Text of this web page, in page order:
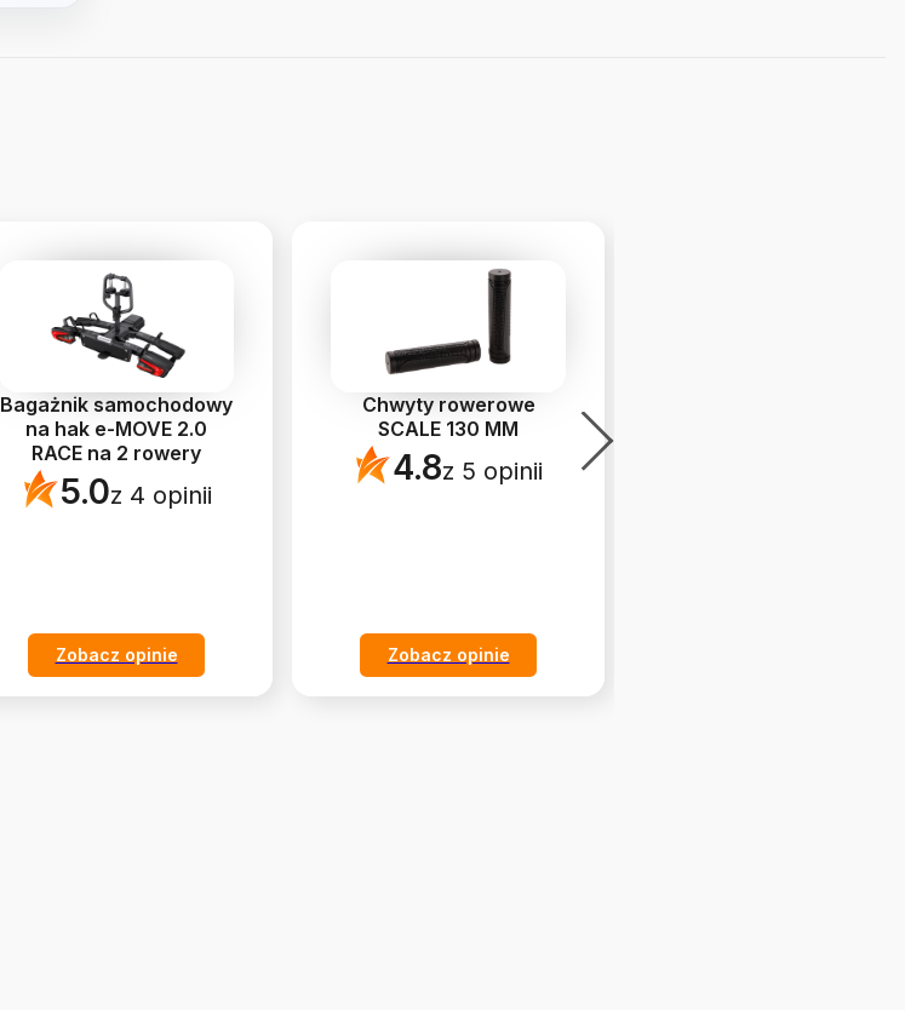
Bagażnik samochodowy
na hak e-MOVE 2.0
RACE na 2 rowery
5.0z 4 opinii
Zobacz opinie
Chwyty rowerowe
SCALE 130 MM
4.8z 5 opinii
Zobacz opinie